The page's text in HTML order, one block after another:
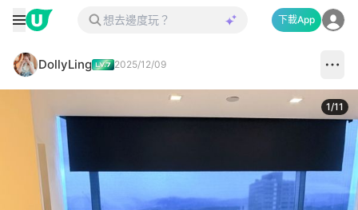
下載App
DollyLing 2025/12/09
1/11